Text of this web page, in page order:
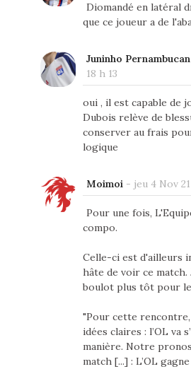
Diomandé en latéral
que ce joueur a de
Juninho
18 h 13
oui , il est capable de
Dubois relève de
conserver au frais
logique
Moimoi- jeu 4 Nov
Pour une fois,
compo.
Celle-ci est d'ailleurs
hâte de voir ce match.
boulot plus tôt pour
"Pour cette
idées claires : l’OL va
manière. Notre
match [...] : L’OL